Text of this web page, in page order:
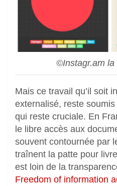
©Instagr.am la
Mais ce travail qu’il soit
externalisé, reste
qui reste cruciale. En
le libre accès aux
souvent contournée par
traînent la patte pour
est loin de la
Freedom of information